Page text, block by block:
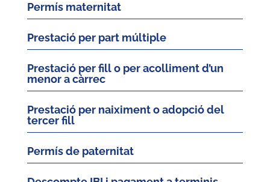
Permís maternitat
Prestació per part múltiple
Prestació per fill o per acolliment d’un
menor a càrrec
Prestació per naiximent o adopció del
tercer fill
Permís de paternitat